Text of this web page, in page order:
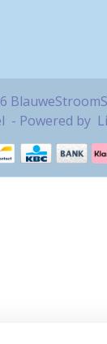
- Powered by